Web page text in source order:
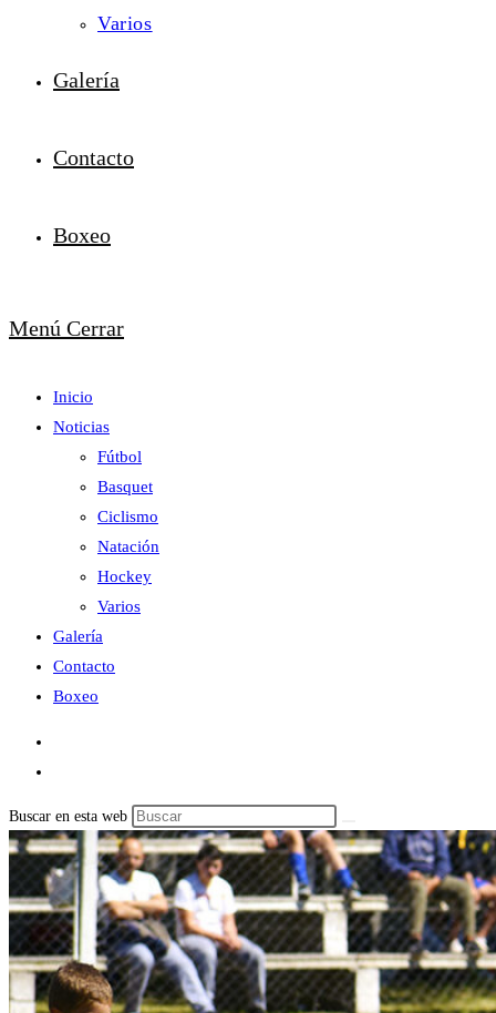
Varios
Galería
Contacto
Boxeo
Menú Cerrar
Inicio
Noticias
Fútbol
Basquet
Ciclismo
Natación
Hockey
Varios
Galería
Contacto
Boxeo
Buscar en esta web